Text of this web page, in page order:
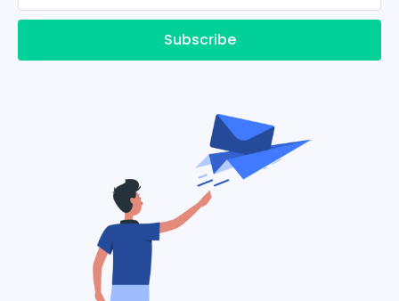
Subscribe